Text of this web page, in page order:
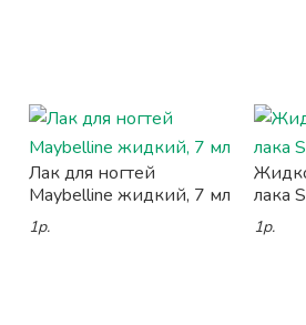
Лак для ногтей
Maybelline жидкий, 7 мл
1р.
лака
1р.